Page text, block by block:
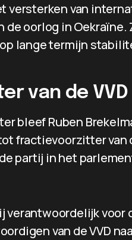
versterken van
de oorlog in
lange termijn
van de VVD
bleef Ruben
fractievoorzitter van
partij in het
voor
van de VVD